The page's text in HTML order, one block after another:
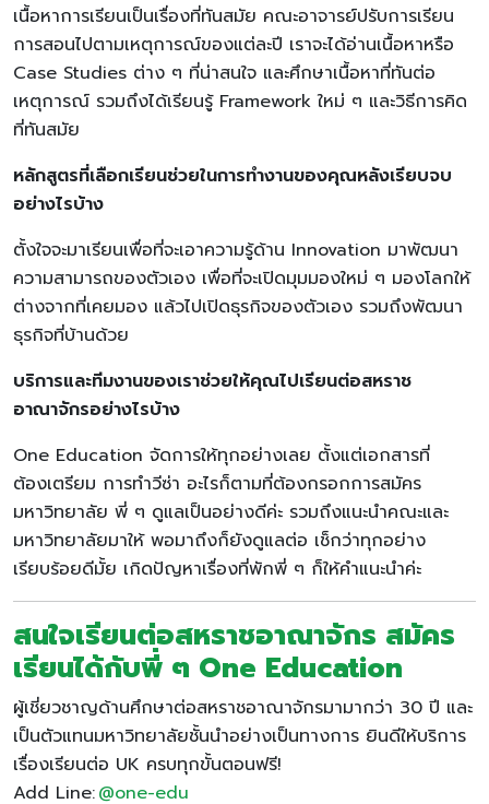
เนื้อหาการเรียนเป็นเรื่องที่ทันสมัย คณะอาจารย์ปรับการเรียน
การสอนไปตามเหตุการณ์ของแต่ละปี เราจะได้อ่านเนื้อหาหรือ
Case Studies ต่าง ๆ ที่น่าสนใจ และศึกษาเนื้อหาที่ทันต่อ
เหตุการณ์ รวมถึงได้เรียนรู้ Framework ใหม่ ๆ และวิธีการคิด
ที่ทันสมัย
หลักสูตรที่เลือกเรียนช่วยในการทำงานของคุณหลังเรียบจบ
อย่างไรบ้าง
ตั้งใจจะมาเรียนเพื่อที่จะเอาความรู้ด้าน Innovation มาพัฒนา
ความสามารถของตัวเอง เพื่อที่จะเปิดมุมมองใหม่ ๆ มองโลกให้
ต่างจากที่เคยมอง แล้วไปเปิดธุรกิจของตัวเอง รวมถึงพัฒนา
ธุรกิจที่บ้านด้วย
บริการและทีมงานของเราช่วยให้คุณไปเรียนต่อสหราช
อาณาจักรอย่างไรบ้าง
One Education จัดการให้ทุกอย่างเลย ตั้งแต่เอกสารที่
ต้องเตรียม การทำวีซ่า อะไรก็ตามที่ต้องกรอกการสมัคร
มหาวิทยาลัย พี่ ๆ ดูแลเป็นอย่างดีค่ะ รวมถึงแนะนำคณะและ
มหาวิทยาลัยมาให้ พอมาถึงก็ยังดูแลต่อ เช็กว่าทุกอย่าง
เรียบร้อยดีมั้ย เกิดปัญหาเรื่องที่พักพี่ ๆ ก็ให้คำแนะนำค่ะ
สนใจเรียนต่อสหราชอาณาจักร สมัคร
เรียนได้กับพี่ ๆ One Education
ผู้เชี่ยวชาญด้านศึกษาต่อสหราชอาณาจักรมามากว่า 30 ปี และ
เป็นตัวแทนมหาวิทยาลัยชั้นนำอย่างเป็นทางการ ยินดีให้บริการ
เรื่องเรียนต่อ UK ครบทุกขั้นตอนฟรี!
Add Line:@one-edu